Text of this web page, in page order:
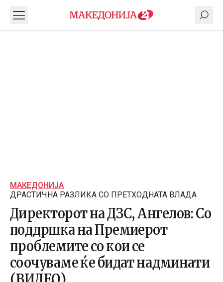
МАКЕДОНИЈА
ДРАСТИЧНА РАЗЛИКА СО ПРЕТХОДНАТА ВЛАДА
Директорот на ДЗС, Ангелов: Со
поддршка на Премиерот
проблемите со кои се
соочуваме ќе бидат надминати